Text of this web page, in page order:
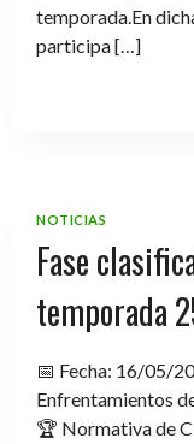
temporada.En
participa […]
NOTICIAS
Fase
temporada
📅 Fecha: 16/05/
Enfrentamientos
🏆 Normativa de